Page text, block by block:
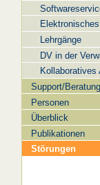
Lehrgänge
DV in der
Kollaboratives
Support/Beratung
Personen
Überblick
Publikationen
Störungen